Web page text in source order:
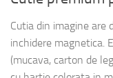
Cutia din imagine are
inchidere magnetica.
(mucava, carton de